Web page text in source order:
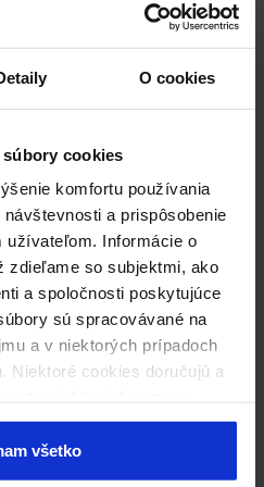
O cookies
cookies
komfortu používania
a prispôsobenie
užívateľom. Informácie o
zdieľame so subjektmi, ako
a spoločnosti poskytujúce
sú spracovávané na
a v niektorých prípadoch
Niektoré cookies doručujú a
„Prijímam všetko“ súhlasíte
vyššie uvedených typov
kliknete na tlačidlo
všetko
cm Schwarzwolf